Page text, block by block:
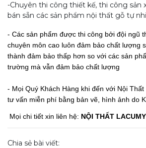
-Chuyên thi công thiết kế, thi công sản
bán sẵn các sản phẩm nội thất gỗ tự
- Các sản phẩm được thi công bởi đội ngũ
chuyên môn cao luôn đảm bảo chất lượng
thành đảm bảo thấp hơn so với các sản
trường mà vẫn đảm bảo chất lượng
- Mọi Quý Khách Hàng khi đến với Nội
tư vấn miễn phí bằng bản vẽ, hình ảnh do
Mọi chi tiết xin liên hệ: NỘI THẤT LACUMY
Chia sẻ bài viết: